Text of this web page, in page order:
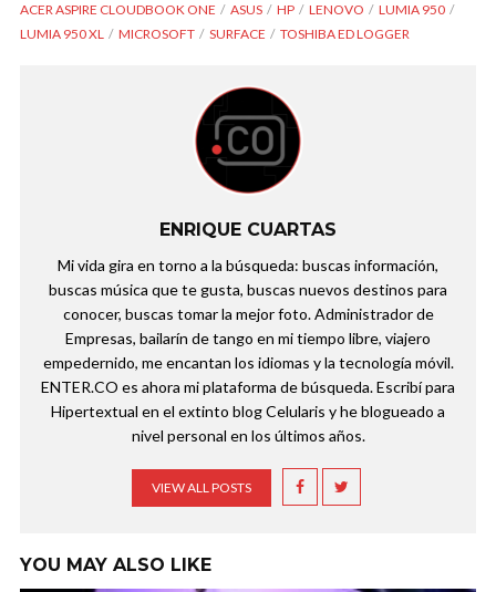
ACER ASPIRE CLOUDBOOK ONE ASUS HP LENOVO
LUMIA 950
LUMIA 950 XL
MICROSOFT SURFACE TOSHIBA ED LOGGER
ENRIQUE CUARTAS
Mi vida gira en torno a la búsqueda: buscas información,
buscas música que te gusta, buscas nuevos destinos para
conocer, buscas tomar la mejor foto. Administrador de
Empresas, bailarín de tango en mi tiempo libre, viajero
empedernido, me encantan los idiomas y la tecnología móvil.
ENTER.CO es ahora mi plataforma de búsqueda. Escribí para
Hipertextual en el extinto blog Celularis y he blogueado a
nivel personal en los últimos años.
VIEW ALL POSTS
YOU MAY ALSO LIKE